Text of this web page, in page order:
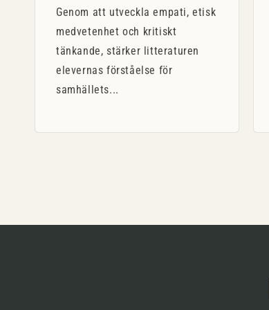
Genom att utveckla empati, etisk
medvetenhet och kritiskt
tänkande, stärker litteraturen
elevernas förståelse för
samhällets...